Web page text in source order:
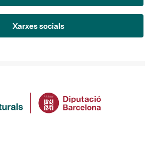
Xarxes socials